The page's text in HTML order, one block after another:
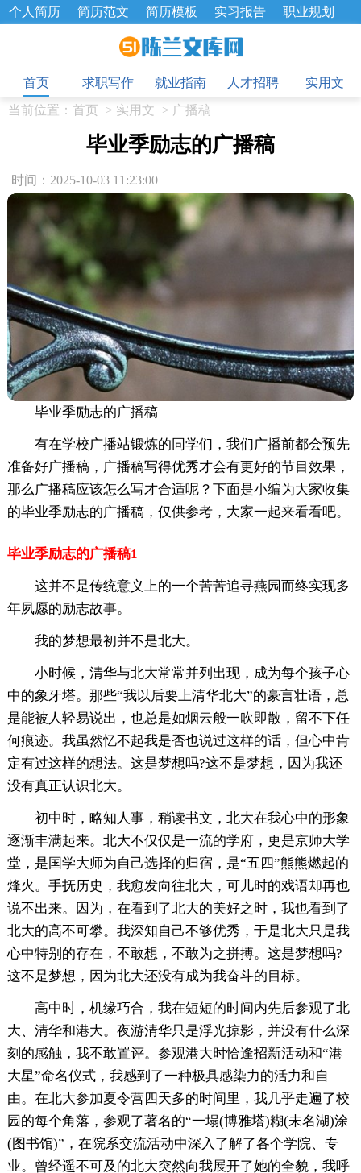
个人简历 简历范文 简历模板 实习报告
职业规划
招聘选拔 绩效考核 企业文化
工作总结
辞职报告
首页
求职写作 就业指南 人才招聘
实用文
当前位置： 首页 > 实用文 > 广播稿
毕业季励志的广播稿
时间：2025-10-03 11:23:00
毕业季励志的广播稿
有在学校广播站锻炼的同学们，我们广播前都会预先
准备好广播稿，广播稿写得优秀才会有更好的节目效果，
那么广播稿应该怎么写才合适呢？下面是小编为大家收集
的毕业季励志的广播稿，仅供参考，大家一起来看看吧。
毕业季励志的广播稿1
这并不是传统意义上的一个苦苦追寻燕园而终实现多
年夙愿的励志故事。
我的梦想最初并不是北大。
小时候，清华与北大常常并列出现，成为每个孩子心
中的象牙塔。那些“我以后要上清华北大”的豪言壮语，总
是能被人轻易说出，也总是如烟云般一吹即散，留不下任
何痕迹。我虽然忆不起我是否也说过这样的话，但心中肯
定有过这样的想法。这是梦想吗?这不是梦想，因为我还
没有真正认识北大。
初中时，略知人事，稍读书文，北大在我心中的形象
逐渐丰满起来。北大不仅仅是一流的学府，更是京师大学
堂，是国学大师为自己选择的归宿，是“五四”熊熊燃起的
烽火。手抚历史，我愈发向往北大，可儿时的戏语却再也
说不出来。因为，在看到了北大的美好之时，我也看到了
北大的高不可攀。我深知自己不够优秀，于是北大只是我
心中特别的存在，不敢想，不敢为之拼搏。这是梦想吗?
这不是梦想，因为北大还没有成为我奋斗的目标。
高中时，机缘巧合，我在短短的时间内先后参观了北
大、清华和港大。夜游清华只是浮光掠影，并没有什么深
刻的感触，我不敢置评。参观港大时恰逢招新活动和“港
大星”命名仪式，我感到了一种极具感染力的活力和自
由。在北大参加夏令营四天多的时间里，我几乎走遍了校
园的每个角落，参观了著名的“一塌(博雅塔)糊(未名湖)涂
(图书馆)”，在院系交流活动中深入了解了各个学院、专
业。曾经遥不可及的北大突然向我展开了她的全貌，我呼